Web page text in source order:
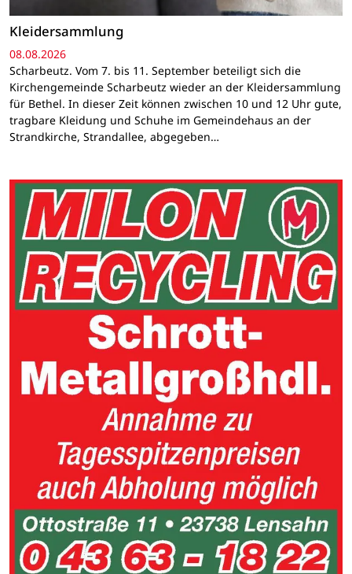
Kleidersammlung
08.08.2026
Scharbeutz. Vom 7. bis 11. September beteiligt sich die
Kirchengemeinde Scharbeutz wieder an der Kleidersammlung
für Bethel. In dieser Zeit können zwischen 10 und 12 Uhr gute,
tragbare Kleidung und Schuhe im Gemeindehaus an der
Strandkirche, Strandallee, abgegeben…